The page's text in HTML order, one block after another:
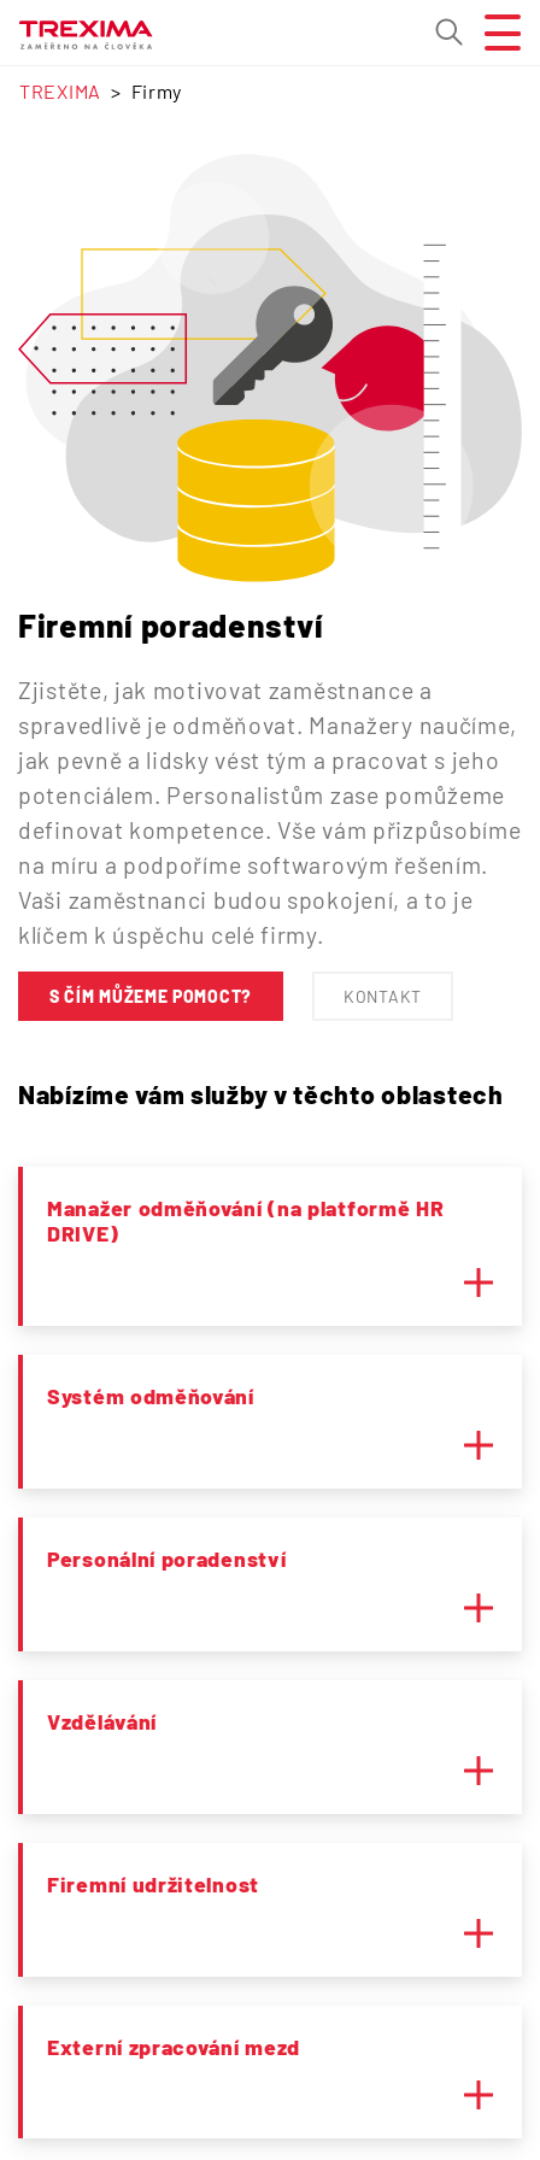
TREXIMA Firmy
Firemní poradenství
Zjistěte, jak motivovat zaměstnance a
spravedlivě je odměňovat. Manažery naučíme,
jak pevně a lidsky vést tým a pracovat s jeho
potenciálem. Personalistům zase pomůžeme
definovat kompetence. Vše vám přizpůsobíme
na míru a podpoříme softwarovým řešením.
Vaši zaměstnanci budou spokojení, a to je
klíčem k úspěchu celé firmy.
S ČÍM MŮŽEME POMOCT? KONTAKT
Nabízíme vám služby v těchto oblastech
Manažer odměňování (na platformě HR
DRIVE)
Systém odměňování
Personální poradenství
Vzdělávání
Firemní udržitelnost
Externí zpracování mezd